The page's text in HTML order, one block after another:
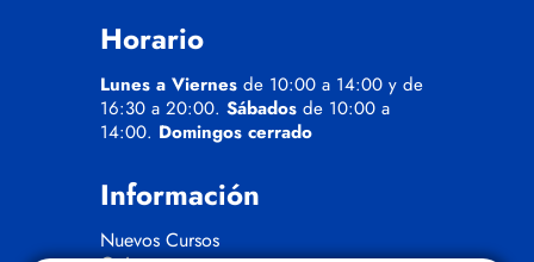
Horario
Lunes a Viernes de 10:00 a 14:00 y de
16:30 a 20:00. Sábados de 10:00 a
14:00. Domingos cerrado
Información
Nuevos Cursos